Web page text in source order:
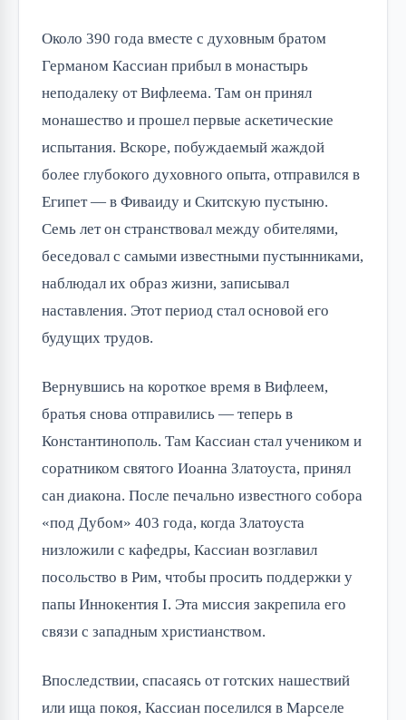
Около 390 года вместе с духовным братом
Германом Кассиан прибыл в монастырь
неподалеку от Вифлеема. Там он принял
монашество и прошел первые аскетические
испытания. Вскоре, побуждаемый жаждой
более глубокого духовного опыта, отправился в
Египет — в Фиваиду и Скитскую пустыню.
Семь лет он странствовал между обителями,
беседовал с самыми известными пустынниками,
наблюдал их образ жизни, записывал
наставления. Этот период стал основой его
будущих трудов.
Вернувшись на короткое время в Вифлеем,
братья снова отправились — теперь в
Константинополь. Там Кассиан стал учеником и
соратником святого Иоанна Златоуста, принял
сан диакона. После печально известного собора
«под Дубом» 403 года, когда Златоуста
низложили с кафедры, Кассиан возглавил
посольство в Рим, чтобы просить поддержки у
папы Иннокентия I. Эта миссия закрепила его
связи с западным христианством.
Впоследствии, спасаясь от готских нашествий
или ища покоя, Кассиан поселился в Марселе